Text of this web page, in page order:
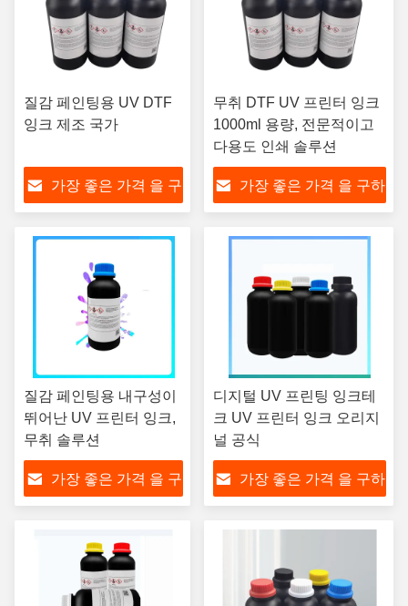
질감 페인팅용 UV DTF
잉크 제조 국가
가장 좋은 가격 을 구
무취 DTF UV 프린터 잉크
1000ml 용량, 전문적이고
다용도 인쇄 솔루션
가장 좋은 가격 을 구하
질감 페인팅용 내구성이
뛰어난 UV 프린터 잉크,
무취 솔루션
가장 좋은 가격 을 구
디지털 UV 프린팅 잉크테
크 UV 프린터 잉크 오리지
널 공식
가장 좋은 가격 을 구하